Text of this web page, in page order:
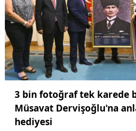
3 bin fotoğraf tek karede
Müsavat Dervişoğlu'na
hediyesi